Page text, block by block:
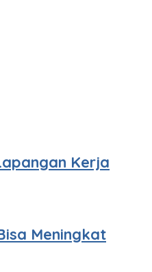
Kerja
Meningkat